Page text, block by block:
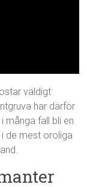
väldigt
har därför
många fall bli en
de mest oroliga